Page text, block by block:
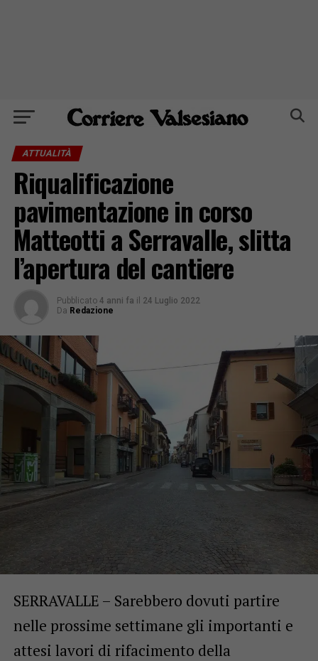
ATTUALITÀ
Riqualificazione
pavimentazione in corso
Matteotti a Serravalle, slitta
l’apertura del cantiere
Pubblicato 4 anni fa il 24 Luglio 2022
Da Redazione
SERRAVALLE – Sarebbero dovuti partire
nelle prossime settimane gli importanti e
attesi lavori di rifacimento della